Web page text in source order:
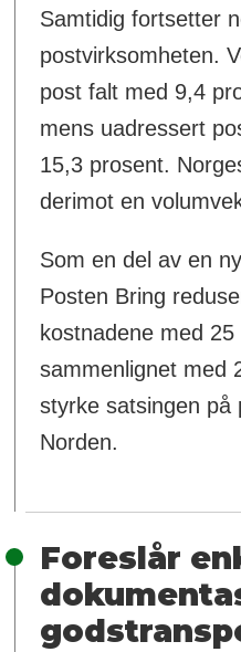
Samtidig fortsetter
postvirksomheten.
post falt med 9,4
mens uadressert
15,3 prosent.
derimot en
Som en del av en
Posten Bring
kostnadene med
sammenlignet med
styrke satsingen på
Norden.
Foreslår